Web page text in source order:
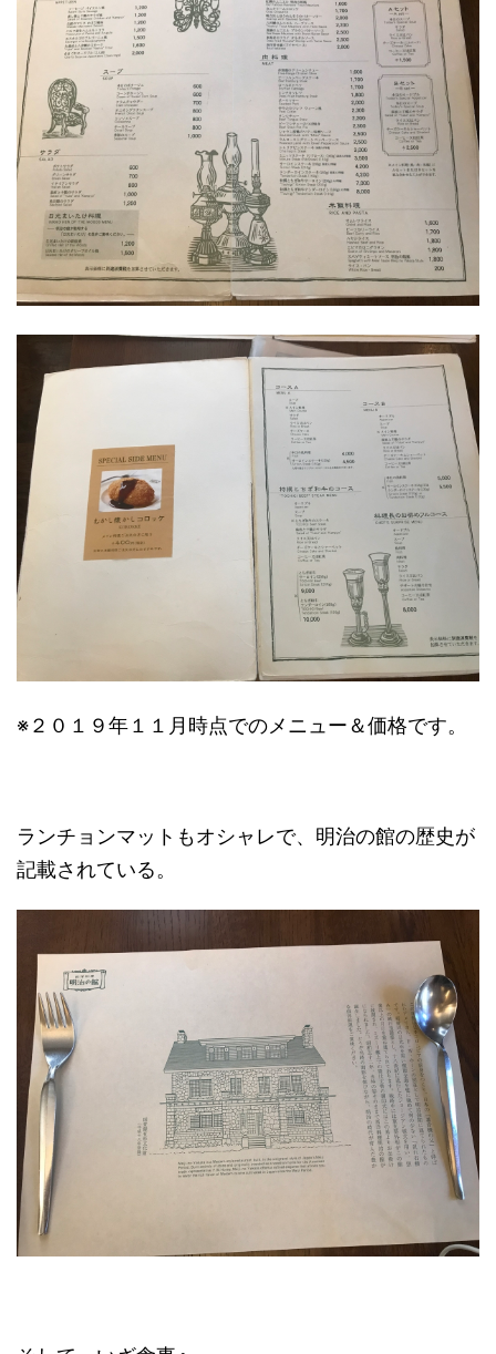
※２０１９年１１月時点でのメニュー＆価格です。
ランチョンマットもオシャレで、明治の館の歴史が
記載されている。